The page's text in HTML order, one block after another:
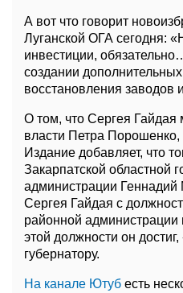
А вот что говорит
Луганской ОГА сегодня:
инвестиции,
создании
восстановления заводов
О том, что Сергея Гайдая
власти Петра Порошенко,
Издание добавляет, что
Закарпатской областной
администрации Геннадий
Сергея Гайдая с
районной администрации
этой должности он
губернатору.
На канале Ютуб есть